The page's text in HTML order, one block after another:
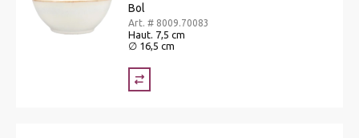
Bol
Art. # 8009.70083
Haut. 7,5 cm
∅ 16,5 cm